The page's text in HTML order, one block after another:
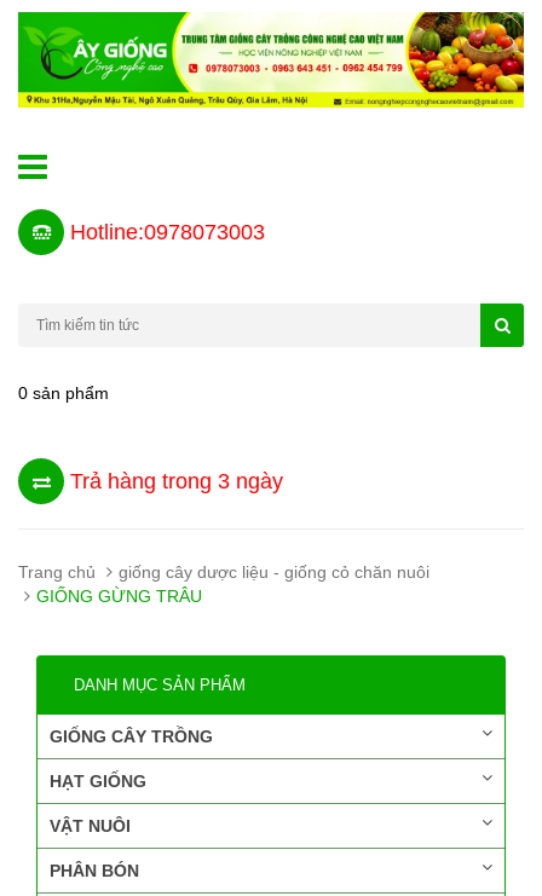
Hotline:0978073003
0 sản phẩm
Trả hàng trong 3 ngày
Trang chủ
giống cây dược liệu - giống cỏ chăn nuôi
GIỐNG GỪNG TRÂU
DANH MỤC SẢN PHẨM
GIỐNG CÂY TRỒNG
HẠT GIỐNG
VẬT NUÔI
PHÂN BÓN